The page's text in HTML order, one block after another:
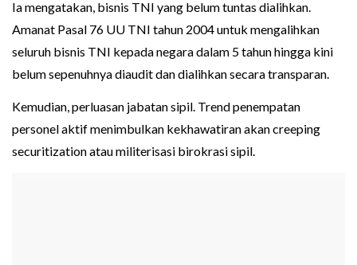
Ia mengatakan, bisnis TNI yang belum tuntas dialihkan.
Amanat Pasal 76 UU TNI tahun 2004 untuk mengalihkan
seluruh bisnis TNI kepada negara dalam 5 tahun hingga kini
belum sepenuhnya diaudit dan dialihkan secara transparan.
Kemudian, perluasan jabatan sipil. Trend penempatan
personel aktif menimbulkan kekhawatiran akan creeping
securitization atau militerisasi birokrasi sipil.